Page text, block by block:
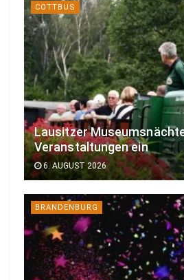
COTTBUS
Lausitzer
Veranstaltungen ein
6. AUGUST 2026
BRANDENBURG